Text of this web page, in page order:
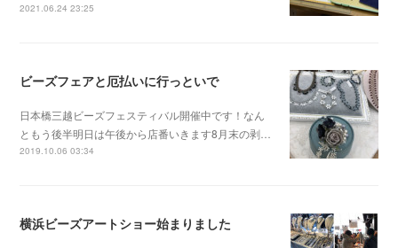
2021.06.24 23:25
ビーズフェアと厄払いに行っといで
日本橋三越ビーズフェスティバル開催中です！なん
ともう後半明日は午後から店番いきます8月末の剥…
2019.10.06 03:34
横浜ビーズアートショー始まりました